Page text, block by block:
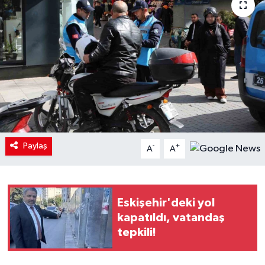
Paylaş A- A+
Eskişehir'deki yol
kapatıldı, vatandaş
tepkili!